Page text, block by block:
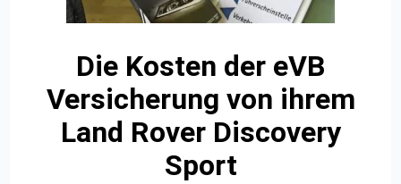
Die Kosten der eVB
Versicherung von ihrem
Land Rover Discovery
Sport